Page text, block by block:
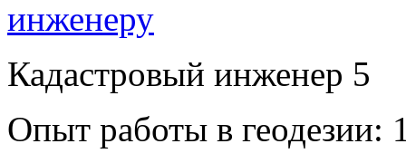
Кадастровый инженер 5
Опыт работы в геодезии: